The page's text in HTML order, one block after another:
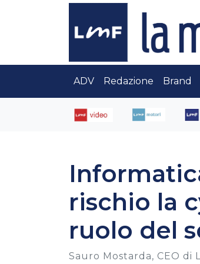
ADV Redazione Brand
rischio la
ruolo del
Sauro Mostarda, CEO di